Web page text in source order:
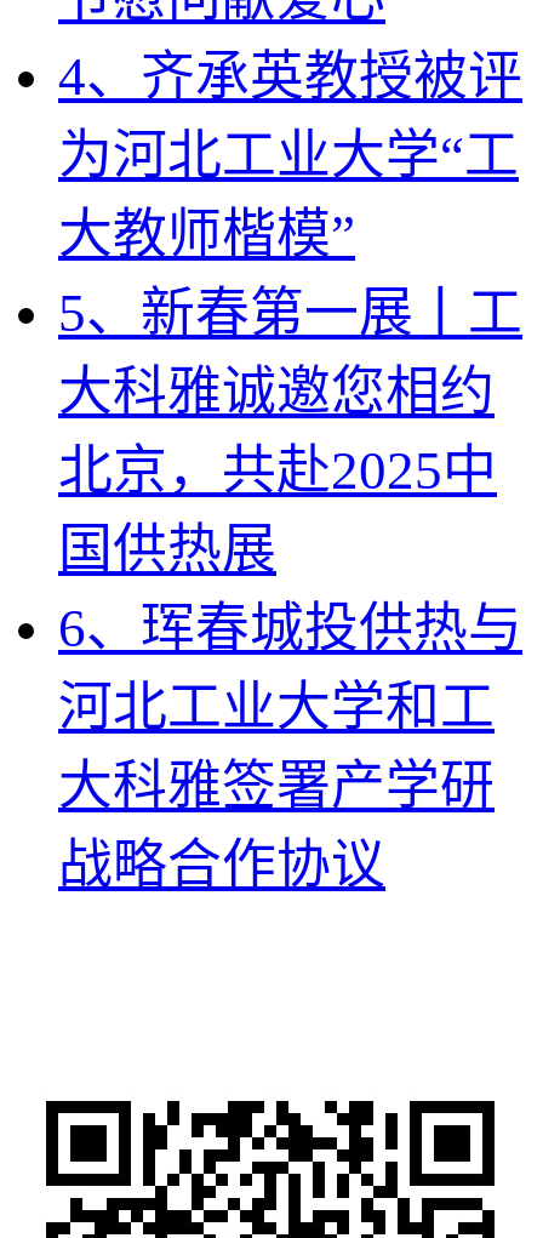
4、齐承英教授被评
为河北工业大学“工
大教师楷模”
5、新春第一展丨工
大科雅诚邀您相约
北京，共赴2025中
国供热展
6、珲春城投供热与
河北工业大学和工
大科雅签署产学研
战略合作协议